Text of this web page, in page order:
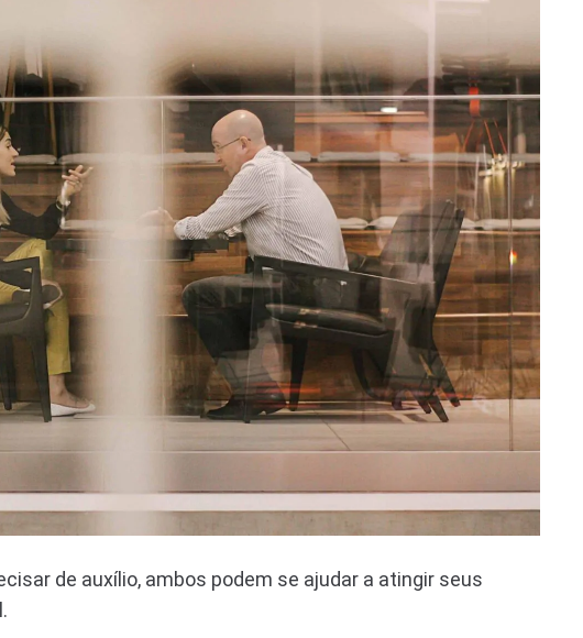
de auxílio, ambos podem se ajudar a atingir seus